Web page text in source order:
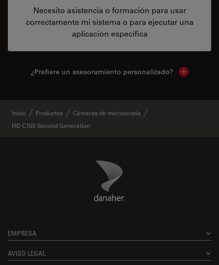
Necesito asistencia o formación para usar
correctamente mi sistema o para ejecutar una
aplicación específica
¿Prefiere un asesoramiento personalizado? Show local
Inicio Productos
Cámaras de microscopía
HD C100 Second Generation
Danaher Logo
EMPRESA
AVISO LEGAL